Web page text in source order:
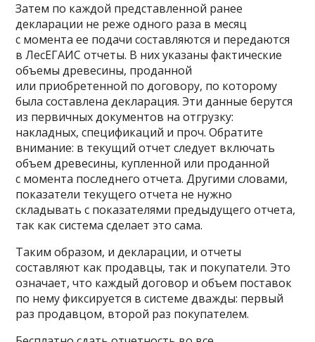
Затем по каждой представленной ранее
декларации не реже одного раза в месяц
с момента ее подачи составляются и передаются
в ЛесЕГАИС отчеты. В них указаны фактические
объемы древесины, проданной
или приобретенной по договору, по которому
была составлена декларация. Эти данные берутся
из первичных документов на отгрузку:
накладных, спецификаций и проч. Обратите
внимание: в текущий отчет следует включать
объем древесины, купленной или проданной
с момента последнего отчета. Другими словами,
показатели текущего отчета не нужно
складывать с показателями предыдущего отчета,
так как система сделает это сама.
Таким образом, и декларации, и отчеты
составляют как продавцы, так и покупатели. Это
означает, что каждый договор и объем поставок
по нему фиксируется в системе дважды: первый
раз продавцом, второй раз покупателем.